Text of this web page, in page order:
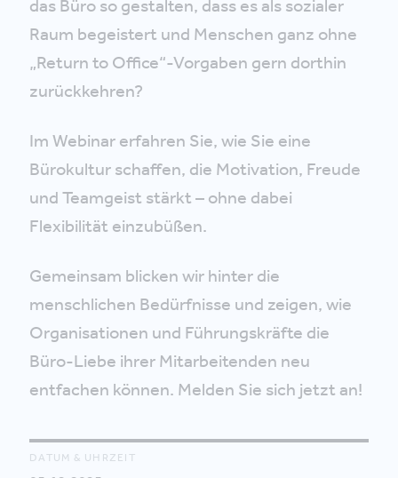
das Büro so gestalten, dass es als sozialer
Raum begeistert und Menschen ganz ohne
„Return to Office“-Vorgaben gern dorthin
zurückkehren?
Im Webinar erfahren Sie, wie Sie eine
Bürokultur schaffen, die Motivation, Freude
und Teamgeist stärkt – ohne dabei
Flexibilität einzubüßen.
Gemeinsam blicken wir hinter die
menschlichen Bedürfnisse und zeigen, wie
Organisationen und Führungskräfte die
Büro-Liebe ihrer Mitarbeitenden neu
entfachen können. Melden Sie sich jetzt an!
DATUM & UHRZEIT